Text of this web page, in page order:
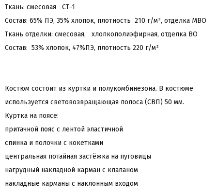
Ткань: смесовая СТ-1
Состав: 65% ПЭ, 35% хлопок, плотность 210 г/м², отделка МВО
Ткань отделки: смесовая, хлопкополиэфирная, отделка ВО
Состав: 53% хлопок, 47%ПЭ, плотность 220 г/м²
Костюм состоит из куртки и полукомбинезона. В костюме
используется световозвращающая полоса (СВП) 50 мм.
Куртка на поясе:
притачной пояс с лентой эластичной
спинка и полочки с кокетками
центральная потайная застёжка на пуговицы
нагрудный накладной карман с клапаном
накладные карманы с наклонным входом